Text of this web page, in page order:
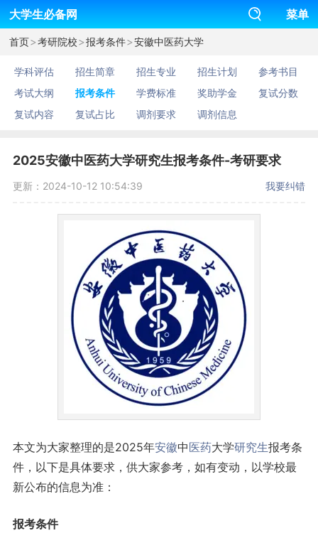
大学生必备网 菜单
首页>考研院校>报考条件>安徽中医药大学
学科评估 招生简章 招生专业 招生计划
参考书目
考试大纲
报考条件 学费标准 奖助学金
复试分数
复试内容
复试占比 调剂要求 调剂信息
2025安徽中医药大学研究生报考条件-考研要求
更新：2024-10-12 10:54:39 我要纠错
本文为大家整理的是2025年安徽中医药大学研究生报考条
件，以下是具体要求，供大家参考，如有变动，以学校最
新公布的信息为准：
报考条件